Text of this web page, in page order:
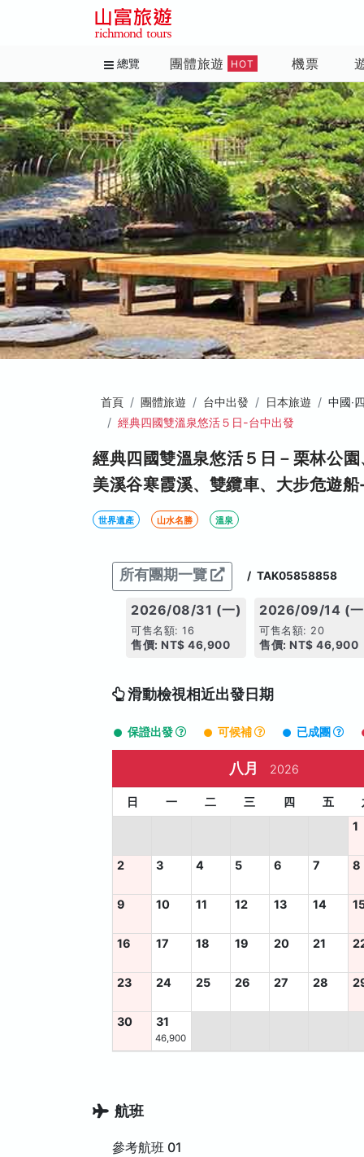
總覽 團體旅遊 HOT 機票
首頁 團體旅遊 台中出發 日本旅遊
中國‧
經典四國雙溫泉悠活５日-台中出發
經典四國雙溫泉悠活５日－栗林公
美溪谷寒霞溪、雙纜車、大步危遊
世界遺產 山水名勝 溫泉
所有團期一覽 / TAK05858858
2026/08/31 (一)
可售名額: 16
售價: NT$ 46,900
2026/09/14 (
可售名額: 20
售價: NT$ 46,900
滑動檢視相近出發日期
保證出發 可候補 已成團
八月 2026
日 一 二 三 四 五
1
2 3 4 5 6 7 8
9 10 11 12 13 14
16 17 18 19 20 21
23 24 25 26 27 28
30 31
46,900
航班
參考航班 01